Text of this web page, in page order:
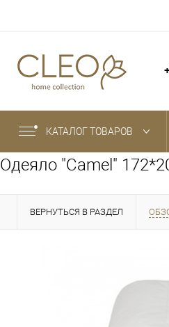
КАТАЛОГ ТОВАРОВ
Одеяло "Camel"
ВЕРНУТЬСЯ В РАЗДЕЛ